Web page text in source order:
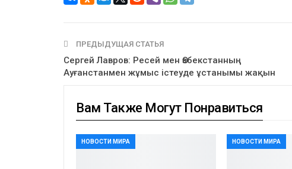
ПРЕДЫДУЩАЯ СТАТЬЯ
Сергей Лавров: Ресей мен Өзбекстанның
Ауғанстанмен жұмыс істеуде ұстанымы жақын
Вам Также Могут Понравиться
НОВОСТИ МИРА НОВОСТИ МИРА